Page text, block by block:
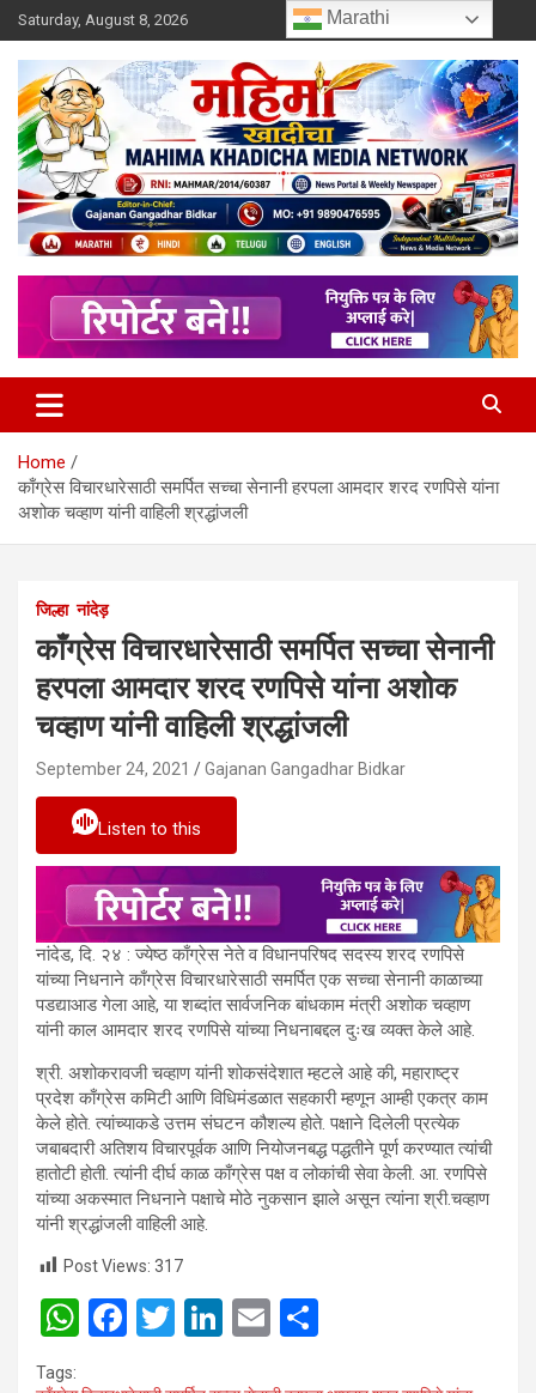
Skip
to
content
Saturday, August 8, 2026
Mahimakhadicha
Home
काँग्रेस विचारधारेसाठी समर्पित सच्चा सेनानी हरपला आमदार शरद रणपिसे यांना
अशोक चव्हाण यांनी वाहिली श्रद्धांजली
जिल्हा नांदेड़
काँग्रेस विचारधारेसाठी समर्पित सच्चा सेनानी
हरपला आमदार शरद रणपिसे यांना अशोक
चव्हाण यांनी वाहिली श्रद्धांजली
September 24, 2021 Gajanan Gangadhar Bidkar
Listen to this
नांदेड, दि. २४ : ज्येष्ठ काँग्रेस नेते व विधानपरिषद सदस्य शरद रणपिसे
यांच्या निधनाने काँग्रेस विचारधारेसाठी समर्पित एक सच्चा सेनानी काळाच्या
पडद्याआड गेला आहे, या शब्दांत सार्वजनिक बांधकाम मंत्री अशोक चव्हाण
यांनी काल आमदार शरद रणपिसे यांच्या निधनाबद्दल दुःख व्यक्त केले आहे.
श्री. अशोकरावजी चव्हाण यांनी शोकसंदेशात म्हटले आहे की, महाराष्ट्र
प्रदेश काँग्रेस कमिटी आणि विधिमंडळात सहकारी म्हणून आम्ही एकत्र काम
केले होते. त्यांच्याकडे उत्तम संघटन कौशल्य होते. पक्षाने दिलेली प्रत्येक
जबाबदारी अतिशय विचारपूर्वक आणि नियोजनबद्ध पद्धतीने पूर्ण करण्यात त्यांची
हातोटी होती. त्यांनी दीर्घ काळ काँग्रेस पक्ष व लोकांची सेवा केली. आ. रणपिसे
यांच्या अकस्मात निधनाने पक्षाचे मोठे नुकसान झाले असून त्यांना श्री.चव्हाण
यांनी श्रद्धांजली वाहिली आहे.
Post Views: 317
W F
T
Li
E
Tags:
Marathi